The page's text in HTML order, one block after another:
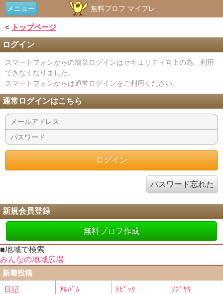
メニュー 無料プロフ マイプレ
< トップページ
ログイン
スマートフォンからの簡単ログインはセキュリティ向上の為、利用
できなくなりました。
スマートフォンからは通常ログインをご利用ください。
通常ログインはこちら
パスワード忘れた
新規会員登録
無料プロフ作成
■地域で検索
みんなの地域広場
新着投稿
日記
ｱﾙﾊﾞﾑ ﾄﾋﾟｯｸ
ﾂﾌﾞﾔｷ